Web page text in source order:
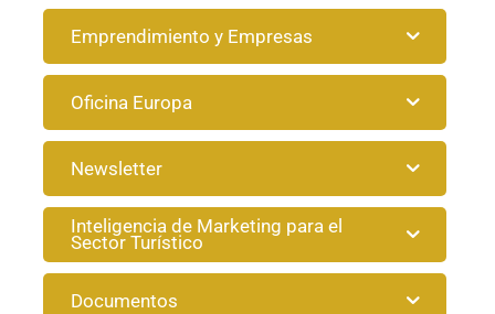
Emprendimiento y Empresas
Oficina Europa
Newsletter
Inteligencia de Marketing para el
Sector Turístico
Documentos